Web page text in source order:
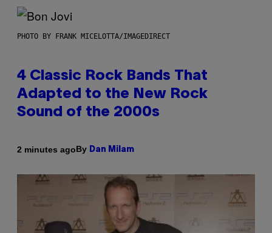
PHOTO BY FRANK MICELOTTA/IMAGEDIRECT
4 Classic Rock Bands That
Adapted to the New Rock
Sound of the 2000s
2 minutes agoBy Dan Milam